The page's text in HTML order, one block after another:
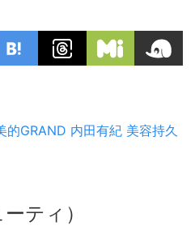
的GRAND 内田有紀 美容持久
ティ）